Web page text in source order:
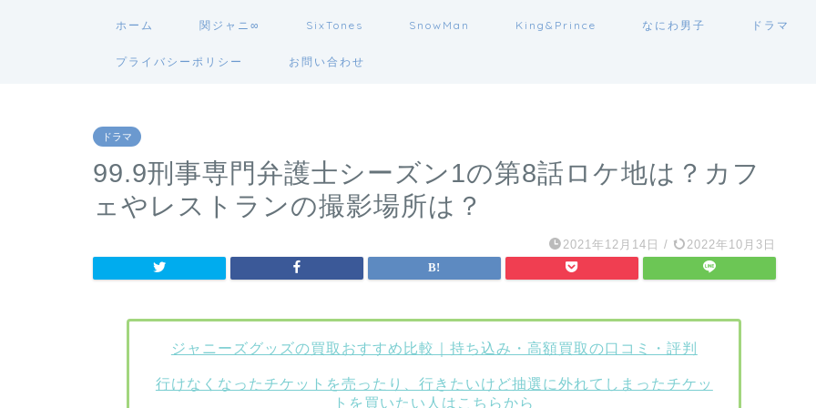
ホーム 関ジャニ∞ SixTones SnowMan King&Prince なにわ男子 ドラマ
プライバシーポリシー お問い合わせ
ドラマ
99.9刑事専門弁護士シーズン1の第8話ロケ地は？カフ
ェやレストランの撮影場所は？
2021年12月14日 / 2022年10月3日
ジャニーズグッズの買取おすすめ比較｜持ち込み・高額買取の口コミ・評判
行けなくなったチケットを売ったり、行きたいけど抽選に外れてしまったチケッ
トを買いたい人はこちらから